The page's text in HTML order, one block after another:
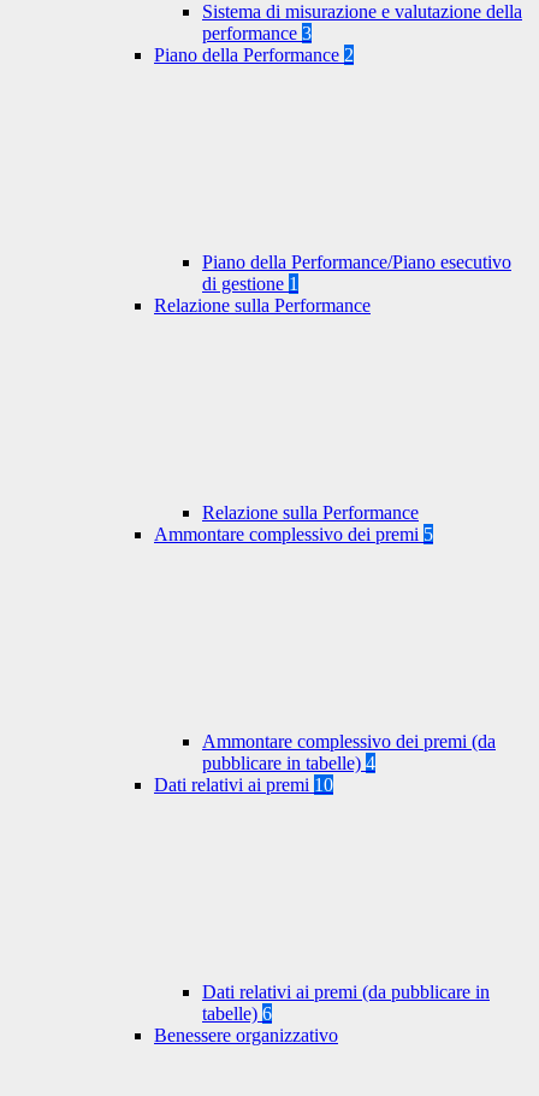
Sistema di misurazione e valutazione della
performance 3
Piano della Performance 2
Piano della Performance/Piano esecutivo
di gestione 1
Relazione sulla Performance
Relazione sulla Performance
Ammontare complessivo dei premi 5
Ammontare complessivo dei premi (da
pubblicare in tabelle) 4
Dati relativi ai premi 10
Dati relativi ai premi (da pubblicare in
tabelle) 6
Benessere organizzativo